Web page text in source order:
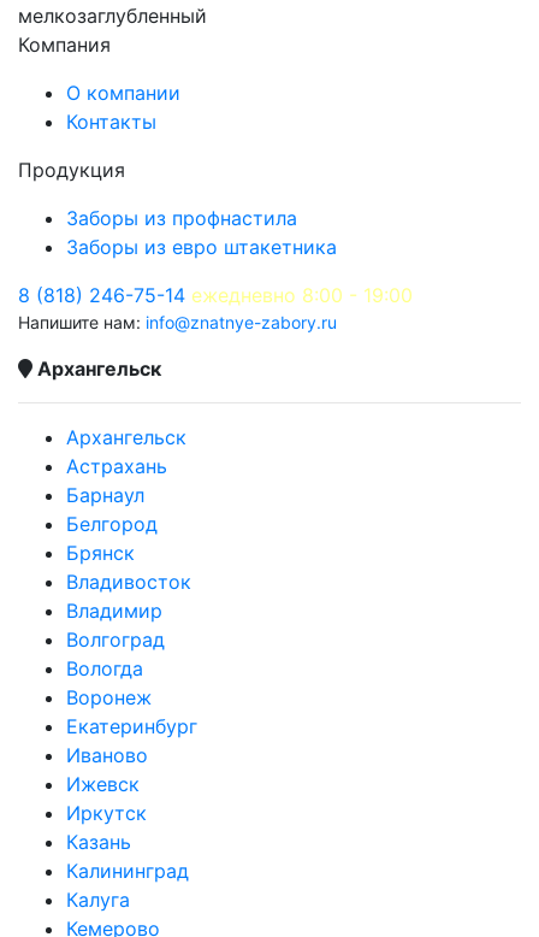
Компания
О компании
Контакты
Продукция
Заборы из профнастила
Заборы из евро штакетника
8 (818) 246-75-14 ежедневно 8:00 - 19:00
Напишите нам: info@znatnye-zabory.ru
Архангельск
Архангельск
Астрахань
Барнаул
Белгород
Брянск
Владивосток
Владимир
Волгоград
Вологда
Воронеж
Екатеринбург
Иваново
Ижевск
Иркутск
Казань
Калининград
Калуга
Кемерово